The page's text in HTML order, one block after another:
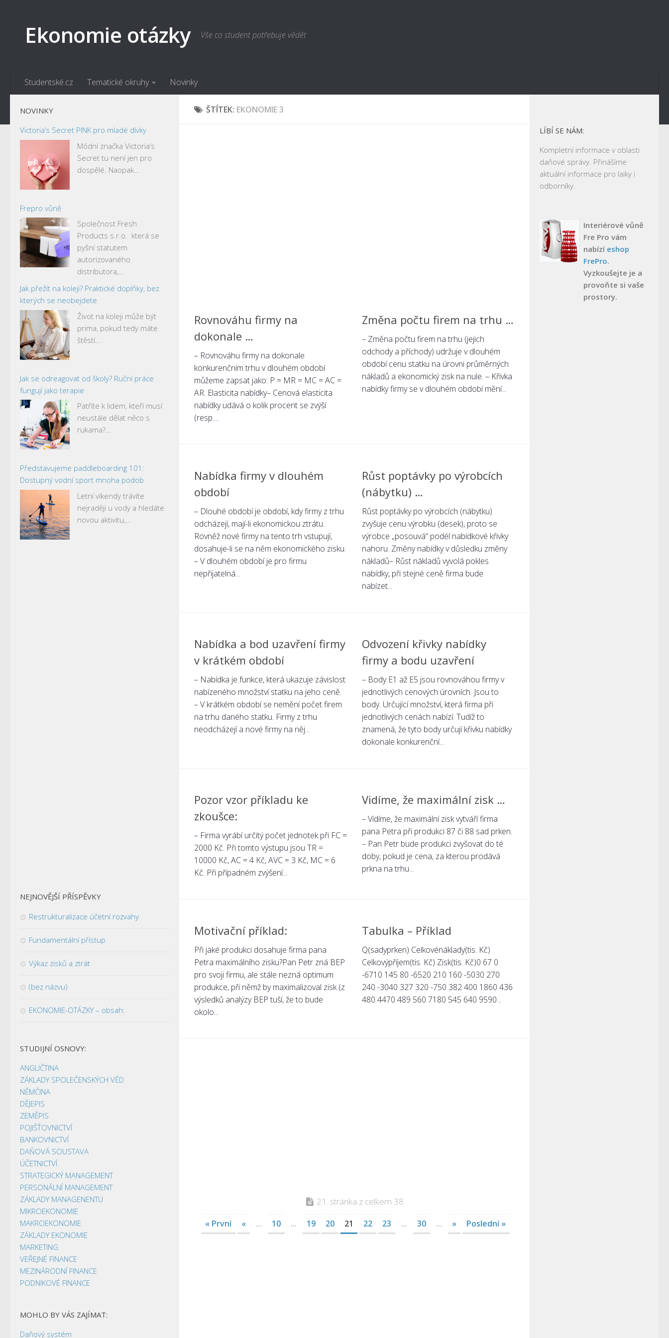
Ekonomie otázky Vše co student potřebuje vědět
Studentské.cz Tematické okruhy Novinky
ŠTÍTEK: EKONOMIE 3
Rovnováhu firmy na
dokonale …
– Rovnováhu firmy na dokonale
konkurenčním trhu v dlouhém období
můžeme zapsat jako: P = MR = MC = AC =
AR. Elasticita nabídky– Cenová elasticita
nabídky udává o kolik procent se zvýší
(resp....
Změna počtu firem na trhu …
– Změna počtu firem na trhu (jejich
odchody a příchody) udržuje v dlouhém
období cenu statku na úrovni průměrných
nákladů a ekonomický zisk na nule. – Křivka
nabídky firmy se v dlouhém období mění...
Nabídka firmy v dlouhém
období
– Dlouhé období je období, kdy firmy z trhu
odcházejí, mají-li ekonomickou ztrátu.
Rovněž nové firmy na tento trh vstupují,
dosahuje-li se na něm ekonomického zisku.
– V dlouhém období je pro firmu
nepřijatelná...
Růst poptávky po výrobcích
(nábytku) …
Růst poptávky po výrobcích (nábytku)
zvyšuje cenu výrobku (desek), proto se
výrobce „posouvá“ podél nabídkové křivky
nahoru. Změny nabídky v důsledku změny
nákladů– Růst nákladů vyvolá pokles
nabídky, při stejné ceně firma bude
nabízet...
Nabídka a bod uzavření firmy
v krátkém období
– Nabídka je funkce, která ukazuje závislost
nabízeného množství statku na jeho ceně.
– V krátkém období se nemění počet firem
na trhu daného statku. Firmy z trhu
neodcházejí a nové firmy na něj...
Odvození křivky nabídky
firmy a bodu uzavření
– Body E1 až E5 jsou rovnováhou firmy v
jednotlivých cenových úrovních. Jsou to
body. Určující množství, která firma při
jednotlivých cenách nabízí. Tudíž to
znamená, že tyto body určují křivku nabídky
dokonale konkurenční...
Pozor vzor příkladu ke
zkoušce:
– Firma vyrábí určitý počet jednotek při FC =
2000 Kč. Při tomto výstupu jsou TR =
10000 Kč, AC = 4 Kč, AVC = 3 Kč, MC = 6
Kč. Při případném zvýšení...
Vidíme, že maximální zisk …
– Vidíme, že maximální zisk vytváří firma
pana Petra při produkci 87 či 88 sad prken.
– Pan Petr bude produkci zvyšovat do té
doby, pokud je cena, za kterou prodává
prkna na trhu...
Motivační příklad:
Při jaké produkci dosahuje firma pana
Petra maximálního zisku?Pan Petr zná BEP
pro svoji firmu, ale stále nezná optimum
produkce, při němž by maximalizoval zisk (z
výsledků analýzy BEP tuší, že to bude
okolo...
Tabulka – Příklad
Q(sadyprken) Celkovénáklady(tis. Kč)
Celkovýpříjem(tis. Kč) Zisk(tis. Kč)0 67 0
-6710 145 80 -6520 210 160 -5030 270
240 -3040 327 320 -750 382 400 1860 436
480 4470 489 560 7180 545 640 9590...
21. stránka z celkem 38
« První « ... 10 ... 19 20 21 22 23 ... 30 ... » Poslední »
NOVINKY
Victoria’s Secret PINK pro mladé dívky
Módní značka Victoria’s
Secret tu není jen pro
dospělé. Naopak…
Frepro vůně
Společnost Fresh
Products s.r.o. která se
pyšní statutem
autorizovaného
distributora,…
Jak přežít na koleji? Praktické doplňky, bez
kterých se neobejdete
Život na koleji může být
prima, pokud tedy máte
štěstí…
Jak se odreagovat od školy? Ruční práce
fungují jako terapie
Patříte k lidem, kteří musí
neustále dělat něco s
rukama?…
Představujeme paddleboarding 101:
Dostupný vodní sport mnoha podob
Letní víkendy trávíte
nejraději u vody a hledáte
novou aktivitu,…
NEJNOVĚJŠÍ PŘÍSPĚVKY
Restrukturalizace účetní rozvahy
Fundamentální přístup
Výkaz zisků a ztrát
(bez názvu)
EKONOMIE-OTÁZKY – obsah:
STUDIJNÍ OSNOVY:
ANGLIČTINA
ZÁKLADY SPOLEČENSKÝCH VĚD
NĚMČINA
DĚJEPIS
ZEMĚPIS
POJIŠŤOVNICTVÍ
BANKOVNICTVÍ
DAŇOVÁ SOUSTAVA
ÚČETNICTVÍ
STRATEGICKÝ MANAGEMENT
PERSONÁLNÍ MANAGEMENT
ZÁKLADY MANAGENENTU
MIKROEKONOMIE
MAKROEKONOMIE
ZÁKLADY EKONOMIE
MARKETING
VEŘEJNÉ FINANCE
MEZINÁRODNÍ FINANCE
PODNIKOVÉ FINANCE
MOHLO BY VÁS ZAJÍMAT:
Daňový systém
LÍBÍ SE NÁM:
Kompletní informace v oblasti
daňové správy. Přinášíme
aktuální informace pro laiky i
odborníky.
Interiérové vůně
Fre Pro vám
nabízí eshop
FrePro.
Vyzkoušejte je a
provoňte si vaše
prostory.